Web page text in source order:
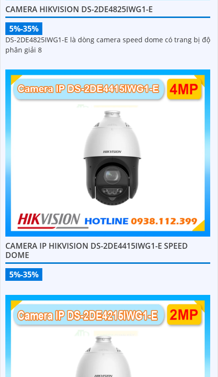
CAMERA HIKVISION DS-2DE4825IWG1-E
5%-35%
DS-2DE4825IWG1-E là dòng camera speed dome có trang bị độ
phân giải 8
CAMERA IP HIKVISION DS-2DE4415IWG1-E SPEED
DOME
5%-35%